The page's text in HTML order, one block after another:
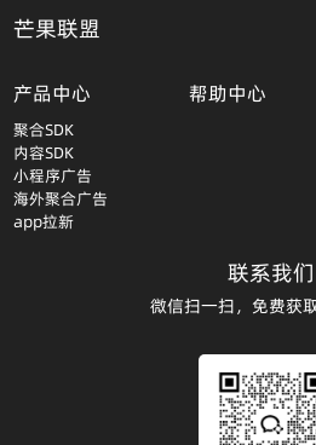
芒果联盟
产品中心
聚合SDK
内容SDK
小程序广告
海外聚合广告
app拉新
帮助中心
联系我们
微信扫一扫，免费获